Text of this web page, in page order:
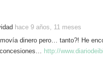
hace 9 años, 11 meses
dinero pero… tanto?! He
http://